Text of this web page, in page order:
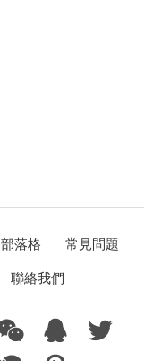
部落格
常見問題
聯絡我們